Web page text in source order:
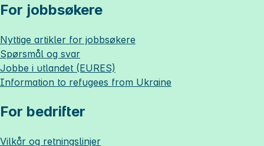
For jobbsøkere
Nyttige artikler for jobbsøkere
Spørsmål og svar
Jobbe i utlandet (EURES)
Information to refugees from Ukraine
For bedrifter
Vilkår og retningslinjer